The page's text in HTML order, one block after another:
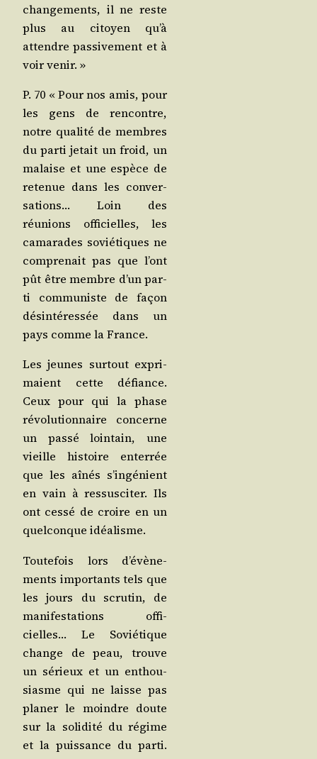
chan­ge­ments, il ne reste
plus au citoyen qu’à
attendre pas­si­ve­ment et à
voir venir. »
P. 70 « Pour nos amis, pour
les gens de ren­contre,
notre qua­li­té de membres
du par­ti jetait un froid, un
malaise et une espèce de
rete­nue dans les conver­
sa­tions… Loin des
réunions offi­cielles, les
cama­rades sovié­tiques ne
com­pre­nait pas que l’ont
pût être membre d’un par­
ti com­mu­niste de façon
dés­in­té­res­sée dans un
pays comme la France.
Les jeunes sur­tout expri­
maient cette défiance.
Ceux pour qui la phase
révo­lu­tion­naire concerne
un pas­sé loin­tain, une
vieille his­toire enter­rée
que les aînés s’in­gé­nient
en vain à res­sus­ci­ter. Ils
ont ces­sé de croire en un
quel­conque idéalisme.
Tou­te­fois lors d’é­vè­ne­
ments impor­tants tels que
les jours du scru­tin, de
mani­fes­ta­tions offi­
cielles… Le Sovié­tique
change de peau, trouve
un sérieux et un enthou­
siasme qui ne laisse pas
pla­ner le moindre doute
sur la soli­di­té du régime
et la puis­sance du par­ti.